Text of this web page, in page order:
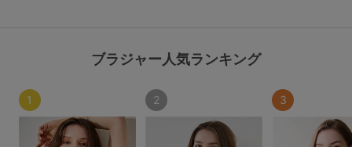
ブラジャー人気ランキング
1 2 3